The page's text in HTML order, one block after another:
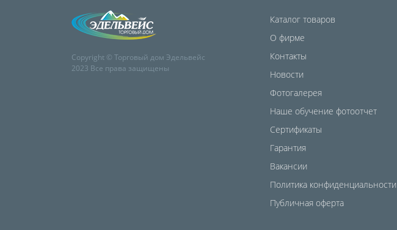
Copyright © Торговый дом Эдельвейс
2023 Все права защищены
Каталог товаров
О фирме
Контакты
Новости
Фотогалерея
Наше обучение фотоотчет
Сертификаты
Гарантия
Вакансии
Политика конфиденциальности
Публичная оферта